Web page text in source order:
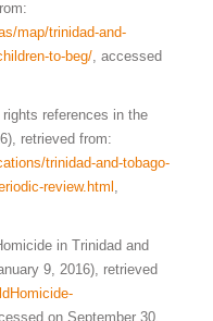
map/trinidad-and-
to-beg/, accessed
rights references in the
retrieved from:
trinidad-and-tobago-
review.html ,
in Trinidad and
9, 2016), retrieved
on September 30,